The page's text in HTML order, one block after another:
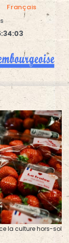
Français
la culture hors-sol